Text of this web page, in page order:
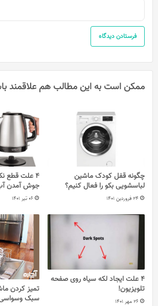
ممکن است به این مطالب هم علاقمند
چگونه قفل کودک ماشین
لباسشویی بکو را فعال کنیم؟
24 فروردین 1401
4 علت قطع
جوش آمدن
06 تیر 1401
4 علت ایجاد لکه سیاه روی صفحه
تلویزیون!
26 مهر 1401
تمیز کردن
سبک